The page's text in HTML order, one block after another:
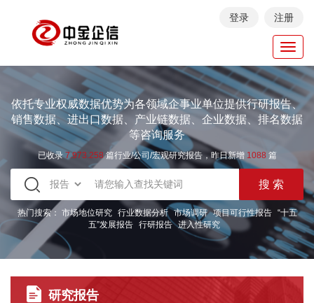
登录 注册
依托专业权威数据优势为各领域企事业单位提供行研报告、
销售数据、进出口数据、产业链数据、企业数据、排名数据
等咨询服务
已收录7.973.258篇行业/公司/宏观研究报告，昨日新增 1088 篇
热门搜索： 市场地位研究 行业数据分析 市场调研 项目可行性报告
“十五
五”发展报告 行研报告 进入性研究
研究报告